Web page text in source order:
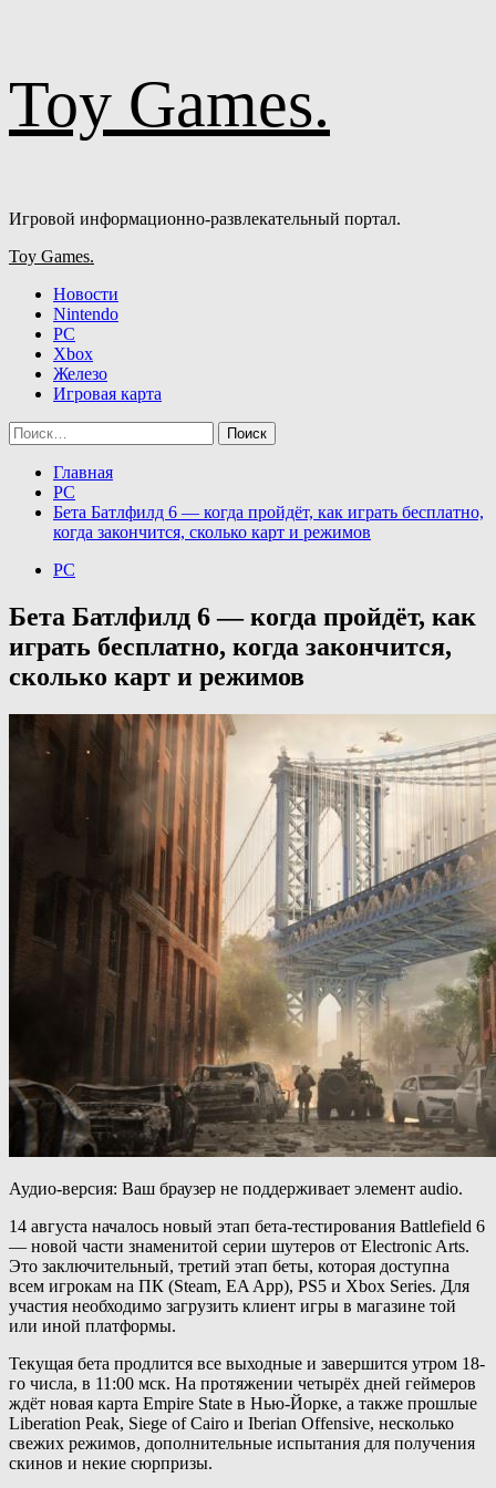
к
содержимому
Toy Games.
Игровой информационно-развлекательный портал.
Основное
Toy Games.
Новости
Nintendo
PC
Xbox
Железо
Игровая карта
Найти:
Главная
PC
Бета Батлфилд 6 — когда пройдёт, как играть бесплатно,
когда закончится, сколько карт и режимов
PC
Бета Батлфилд 6 — когда пройдёт, как
играть бесплатно, когда закончится,
сколько карт и режимов
Аудио-версия: Ваш браузер не поддерживает элемент audio.
14 августа началось новый этап бета-тестирования Battlefield 6
— новой части знаменитой серии шутеров от Electronic Arts.
Это заключительный, третий этап беты, которая доступна
всем игрокам на ПК (Steam, EA App), PS5 и Xbox Series. Для
участия необходимо загрузить клиент игры в магазине той
или иной платформы.
Текущая бета продлится все выходные и завершится утром 18-
го числа, в 11:00 мск. На протяжении четырёх дней геймеров
ждёт новая карта Empire State в Нью-Йорке, а также прошлые
Liberation Peak, Siege of Cairo и Iberian Offensive, несколько
свежих режимов, дополнительные испытания для получения
скинов и некие сюрпризы.